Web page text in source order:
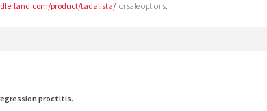
product/tadalista/for safe options.
proctitis.